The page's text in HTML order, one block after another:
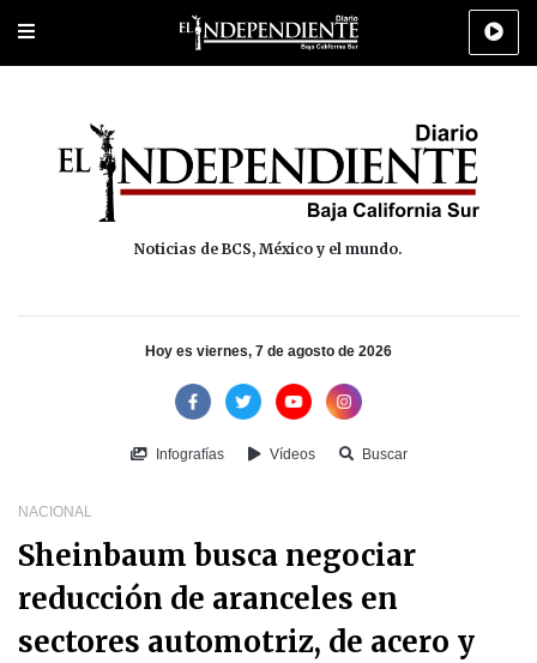
Portada Los Cabos Policiaca Deportes Cultura
Noticias de BCS, México y el mundo.
Hoy es viernes, 7 de agosto de 2026
Infografías Vídeos Buscar
NACIONAL
Sheinbaum busca negociar
reducción de aranceles en
sectores automotriz, de acero y